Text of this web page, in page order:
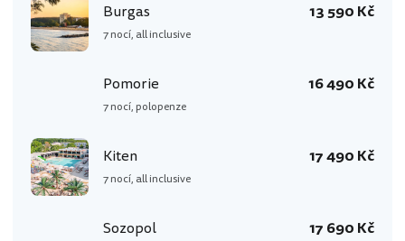
Burgas
7 nocí, all inclusive
13 590 Kč
Pomorie
7 nocí, polopenze
16 490 Kč
Kiten
7 nocí, all inclusive
17 490 Kč
Sozopol 17 690 Kč